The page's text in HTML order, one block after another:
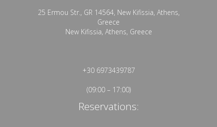
25 Ermou Str., GR 14564, New Kifissia, Athens,
Greece
New Kifissia, Athens, Greece
+30 6973439787
(09:00 – 17:00)
Reservations: